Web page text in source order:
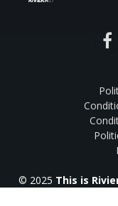
© 2025 This is